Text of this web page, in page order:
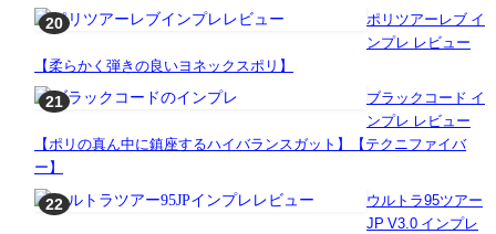
ポリツアーレブ イ
ンプレ レビュー
【柔らかく弾きの良いヨネックスポリ】
ブラックコード イ
ンプレ レビュー
【ポリの真ん中に鎮座するハイバランスガット】【テクニファイバ
ー】
ウルトラ95ツアー
JP V3.0 インプレ